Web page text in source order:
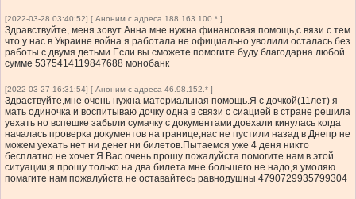
[2022-03-28 03:40:52] [ Аноним с адреса 188.163.100.* ]
Здравствуйте, меня зовут Анна мне нужна финансовая помощь,с вязи с тем
что у нас в Украине война я работала не официально уволили осталась без
работы с двумя детьми.Если вы сможете помогите буду благодарна любой
сумме 5375414119847688 монобанк
[2022-03-27 16:31:54] [ Аноним с адреса 46.98.152.* ]
Здраствуйте,мне очень нужна материальная помощь.Я с дочкой(11лет) я
мать одиночка и воспитываю дочку одна в связи с сиацией в стране решила
уехать но вспешке забыли сумачку с документами,доехали кинулась когда
началась проверка документов на границе,нас не пустили назад в Днепр не
можем уехать нет ни денег ни билетов.Пытаемся уже 4 деня никто
бесплатно не хочет.Я Вас очень прошу пожалуйста помогите нам в этой
ситуации,я прошу только на два билета мне большего не надо,я умоляю
помагите нам пожалуйста не оставайтесь равнодушны 4790729935799304